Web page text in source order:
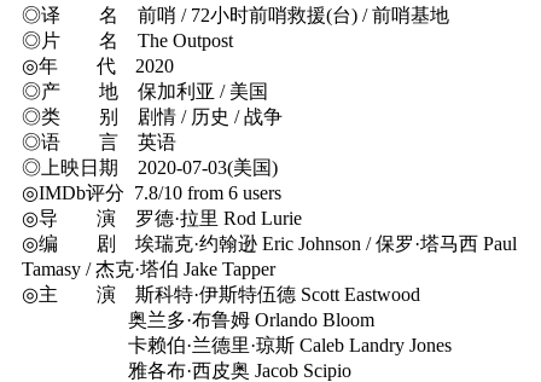
◎译 名 前哨 / 72小时前哨救援(台) / 前哨基地
◎片 名 The Outpost
◎年 代 2020
◎产 地 保加利亚 / 美国
◎类 别 剧情 / 历史 / 战争
◎语 言 英语
◎上映日期 2020-07-03(美国)
◎IMDb评分 7.8/10 from 6 users
◎导 演 罗德·拉里 Rod Lurie
◎编 剧 埃瑞克·约翰逊 Eric Johnson / 保罗·塔马西 Paul
Tamasy / 杰克·塔伯 Jake Tapper
◎主 演 斯科特·伊斯特伍德 Scott Eastwood
奥兰多·布鲁姆 Orlando Bloom
卡赖伯·兰德里·琼斯 Caleb Landry Jones
雅各布·西皮奥 Jacob Scipio